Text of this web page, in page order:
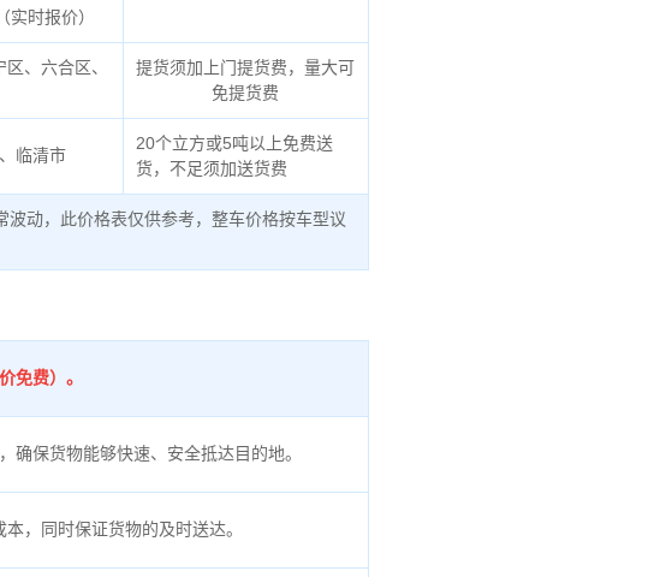
实时报价）
、六合区、
提货须加上门提货费，量大可
免提货费
临清市
20个立方或5吨以上免费送
货，不足须加送货费
动，此价格表仅供参考，整车价格按车型议
免费）。
保货物能够快速、安全抵达目的地。
，同时保证货物的及时送达。